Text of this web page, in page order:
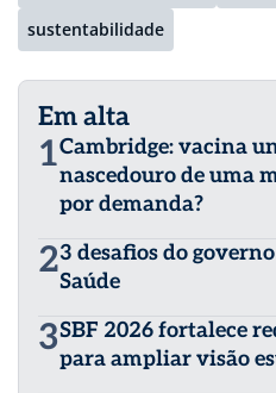
sustentabilidade
Em alta
1Cambridge: vacina
nascedouro de uma
por demanda?
23 desafios do
Saúde
3SBF 2026 fortalece
para ampliar visão